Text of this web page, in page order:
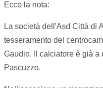
Ecco la nota:
La società dell'Asd Città di
tesseramento del
Gaudio. Il calciatore è già
Pascuzzo.